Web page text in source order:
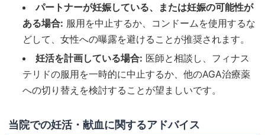
パートナーが妊娠している、または妊娠の可能性が
ある場合: 服用を中止するか、コンドームを使用するな
どして、女性への曝露を避けることが推奨されます。
妊活を計画している場合: 医師と相談し、フィナス
テリドの服用を一時的に中止するか、他のAGA治療薬
への切り替えを検討することが望ましいです。
当院での妊活・献血に関するアドバイス